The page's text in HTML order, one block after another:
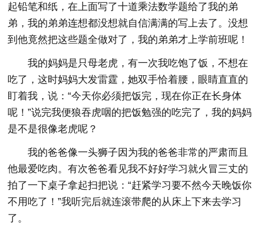
起铅笔和纸，在上面写了十道乘法数学题给了我的弟
弟，我的弟弟连想都没想就自信满满的写上去了。没想
到他竟然把这些题全做对了，我的弟弟才上学前班呢！
我的妈妈是只母老虎，有一次我吃饱了饭，不想在
吃了，这时妈妈大发雷霆，她双手恰着腰，眼睛直直的
盯着我，说：“今天你必须把饭完，现在你正在长身体
呢！”说完我便狼吞虎咽的把饭勉强的吃完了，我的妈妈
是不是很像老虎呢？
我的爸爸像一头狮子因为我的爸爸非常的严肃而且
他最爱吃肉。有次爸爸看见我不好好学习就火冒三丈的
拍了一下桌子拿起扫把说：“赶紧学习要不然今天晚饭你
不用吃了！”我听完后就连滚带爬的从床上下来去学习
了。